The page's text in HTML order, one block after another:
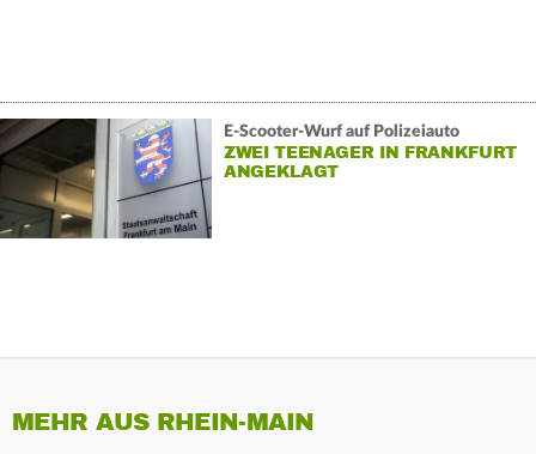
E-Scooter-Wurf auf Polizeiauto
ZWEI TEENAGER IN FRANKFURT
ANGEKLAGT
MEHR AUS RHEIN-MAIN